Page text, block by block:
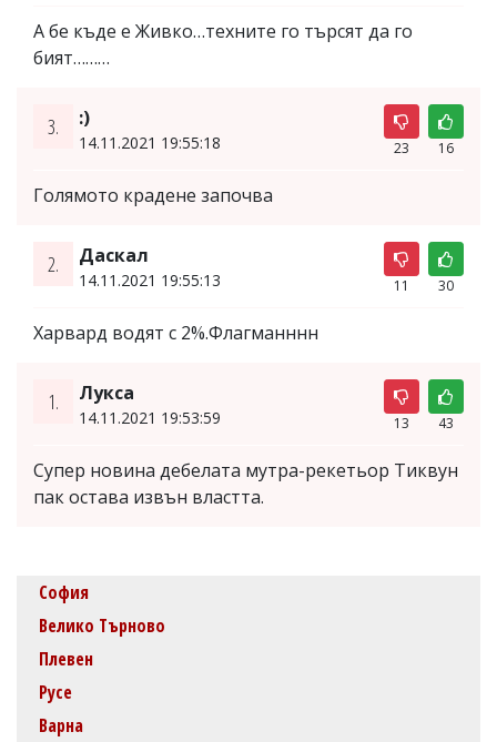
А бе къде е Живко…техните го търсят да го
бият………
3. :)
14.11.2021 19:55:18 23 16
Голямото крадене започва
2. Даскал
14.11.2021 19:55:13 11 30
Харвард водят с 2%.Флагманннн
1. Лукса
14.11.2021 19:53:59 13 43
Супер новина дебелата мутра-рекетьор Тиквун
пак остава извън властта.
София
Велико Търново
Плевен
Русе
Варна